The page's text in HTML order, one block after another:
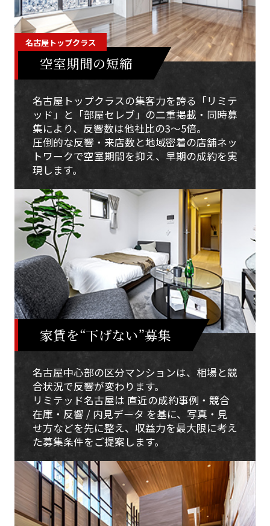
名古屋トップクラス
空室期間の短縮
名古屋トップクラスの集客力を誇る「リミテ
ッド」と「部屋セレブ」の二重掲載・同時募
集により、反響数は他社比の3〜5倍。
圧倒的な反響・来店数と地域密着の店舗ネッ
トワークで空室期間を抑え、早期の成約を実
現します。
家賃を“下げない”募集
名古屋中心部の区分マンションは、相場と競
合状況で反響が変わります。
リミテッド名古屋は 直近の成約事例・競合
在庫・反響 / 内見データ を基に、写真・見
せ方などを先に整え、収益力を最大限に考え
た募集条件をご提案します。